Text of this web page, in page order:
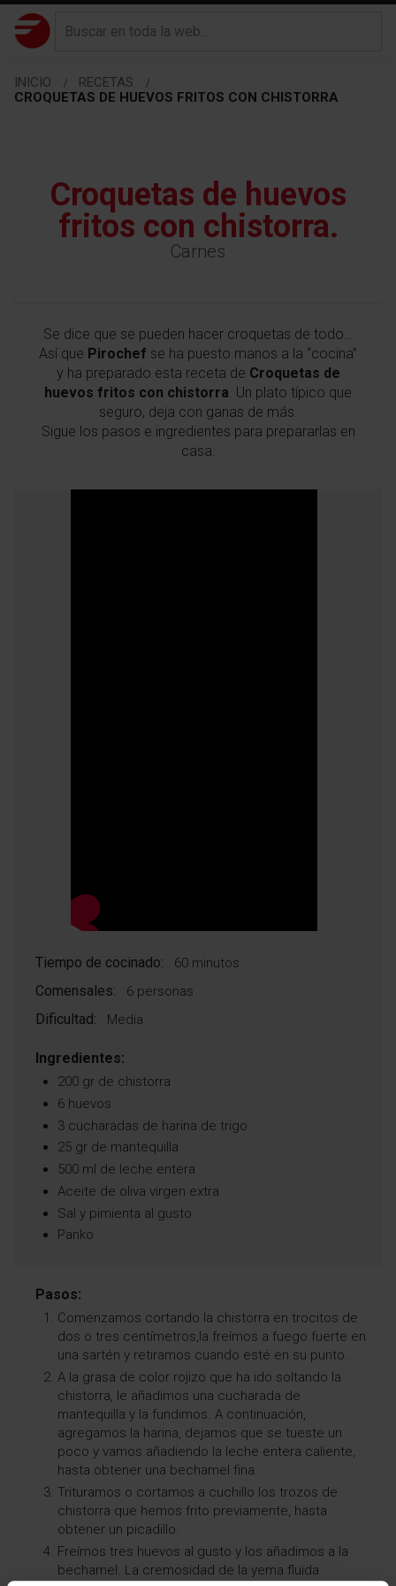
INICIO
RECETAS
CROQUETAS DE HUEVOS FRITOS CON CHISTORRA
Croquetas de huevos
fritos con chistorra.
Carnes
Se dice que se pueden hacer croquetas de todo…
Así que Pirochef se ha puesto manos a la “cocina”
y ha preparado esta receta de Croquetas de
huevos fritos con chistorra. Un plato típico que
seguro, deja con ganas de más.
Sigue los pasos e ingredientes para prepararlas en
casa.
Tiempo de cocinado: 60 minutos
Comensales: 6 personas
Dificultad: Media
Ingredientes:
200 gr de chistorra
6 huevos
3 cucharadas de harina de trigo
25 gr de mantequilla
500 ml de leche entera
Aceite de oliva virgen extra
Sal y pimienta al gusto
Panko
Pasos:
Comenzamos cortando la chistorra en trocitos de
dos o tres centímetros,la freímos a fuego fuerte en
una sartén y retiramos cuando esté en su punto.
A la grasa de color rojizo que ha ido soltando la
chistorra, le añadimos una cucharada de
mantequilla y la fundimos. A continuación,
agregamos la harina, dejamos que se tueste un
poco y vamos añadiendo la leche entera caliente,
hasta obtener una bechamel fina.
Trituramos o cortamos a cuchillo los trozos de
chistorra que hemos frito previamente, hasta
obtener un picadillo.
Freímos tres huevos al gusto y los añadimos a la
bechamel. La cremosidad de la yema fluida